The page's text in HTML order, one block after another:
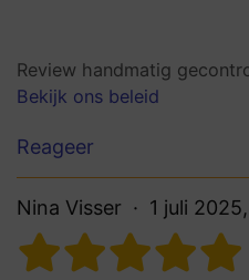
Review handmatig
Bekijk ons beleid
Reageer
Nina Visser 1 juli